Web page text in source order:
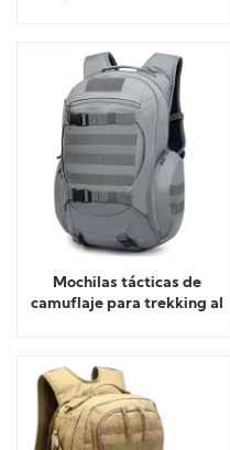
Mochilas tácticas de
camuflaje para trekking al